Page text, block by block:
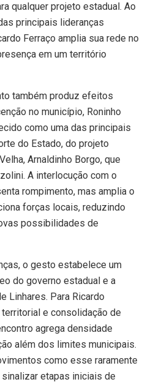
qualquer projeto estadual. Ao
principais lideranças
Ferraço amplia sua rede no
em um território
também produz efeitos
no município, Roninho
como uma das principais
do Estado, do projeto
Arnaldinho Borgo, que
A interlocução com o
rompimento, mas amplia o
forças locais, reduzindo
possibilidades de
o gesto estabelece um
do governo estadual e a
Linhares. Para Ricardo
e consolidação de
agrega densidade
além dos limites municipais.
como esse raramente
etapas iniciais de